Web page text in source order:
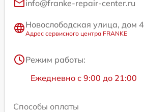
info@franke-repair-center.ru
Новослободская улица, дом 4
Адрес сервисного центра FRANKE
Режим работы:
Ежедневно с 9:00 до 21:00
Способы оплаты